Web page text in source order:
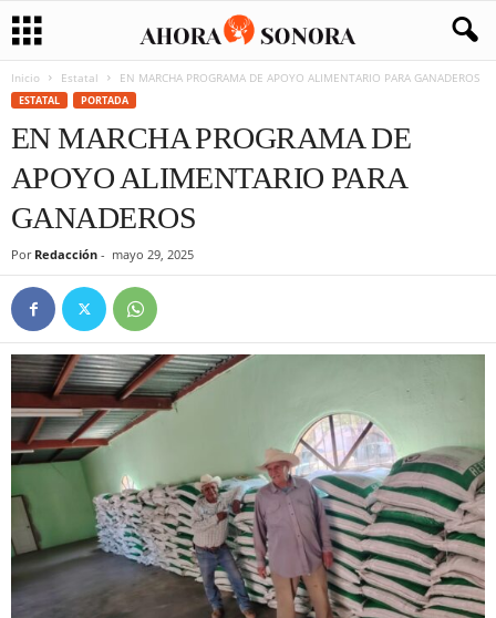
Inicio Estatal EN MARCHA PROGRAMA DE APOYO ALIMENTARIO PARA GANADEROS
ESTATAL PORTADA
EN MARCHA PROGRAMA DE
APOYO ALIMENTARIO PARA
GANADEROS
Por Redacción - mayo 29, 2025